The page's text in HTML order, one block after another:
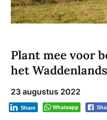
Plant mee voor
het
23 augustus 2022
Whatsapp
Share